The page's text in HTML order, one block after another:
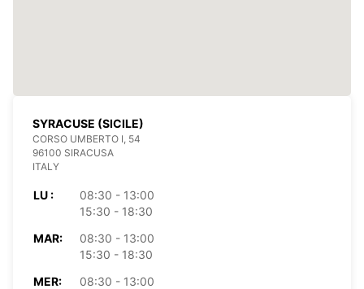
SYRACUSE (SICILE)
CORSO UMBERTO I, 54
96100 SIRACUSA
ITALY
LU :
08:30 - 13:00
15:30 - 18:30
MAR:
08:30 - 13:00
15:30 - 18:30
MER:
08:30 - 13:00